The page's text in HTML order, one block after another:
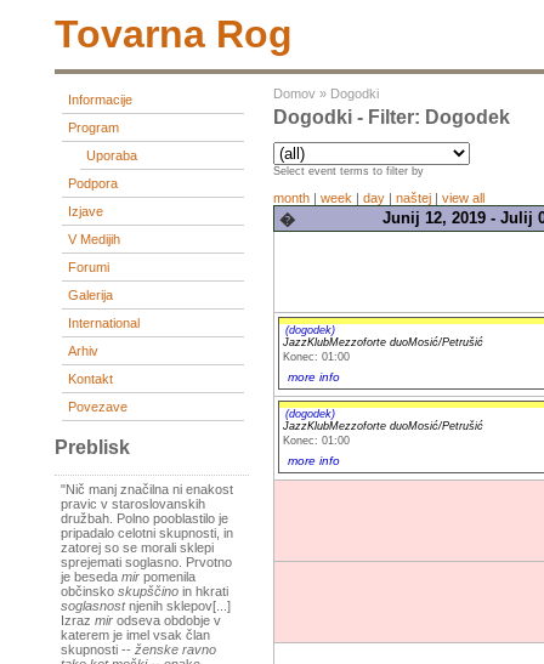
Tovarna Rog
Informacije
Program
Uporaba
Podpora
Izjave
V Medijih
Forumi
Galerija
International
Arhiv
Kontakt
Povezave
Preblisk
"Nič manj značilna ni enakost
pravic v staroslovanskih
družbah. Polno pooblastilo je
pripadalo celotni skupnosti, in
zatorej so se morali sklepi
sprejemati soglasno. Prvotno
je beseda mir pomenila
občinsko skupščino in hkrati
soglasnostnjenih sklepov[...]
Izraz mir odseva obdobje v
katerem je imel vsak član
skupnosti -- ženske ravno
Domov » Dogodki
Dogodki - Filter: Dogodek
Select event terms to filter by
month | week | day | naštej | view all
� Junij 12, 2019 - Julij
(dogodek)
JazzKlubMezzoforte duoMosić/Petrušić
Konec: 01:00
more info
(dogodek)
JazzKlubMezzoforte duoMosić/Petrušić
Konec: 01:00
more info